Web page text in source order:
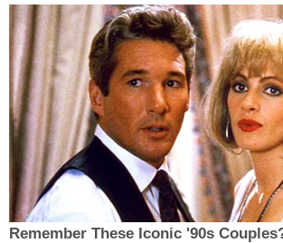
Remember These Iconic '90s